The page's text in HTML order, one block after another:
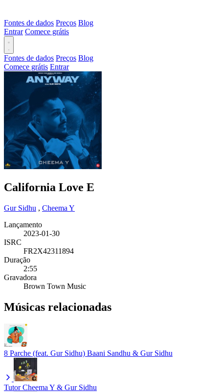
Fontes de dados Preços Blog
Entrar Comece grátis
Fontes de dados Preços Blog
Comece grátis Entrar
California Love E
Gur Sidhu , Cheema Y
Lançamento
2023-01-30
ISRC
FR2X42311894
Duração
2:55
Gravadora
Brown Town Music
Músicas relacionadas
8 Parche (feat. Gur Sidhu) Baani Sandhu & Gur Sidhu
Tutor Cheema Y & Gur Sidhu